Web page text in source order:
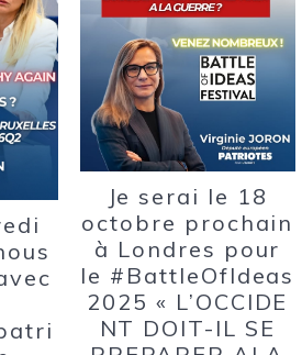
Je serai le 18
octobre prochain
à Londres pour
le #BattleOfIdeas
2025 « L’OCCIDE
NT DOIT-IL SE